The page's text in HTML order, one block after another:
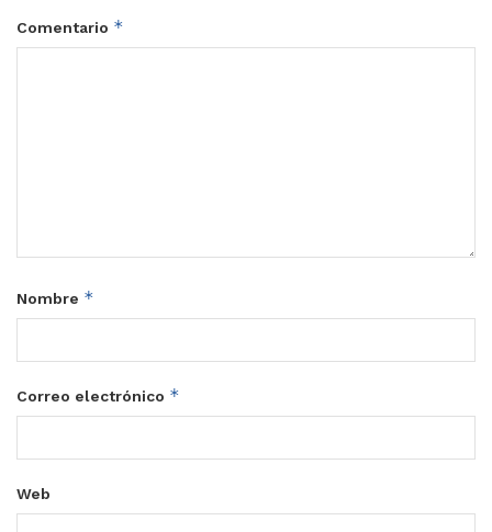
Comentario *
Nombre *
Correo electrónico *
Web